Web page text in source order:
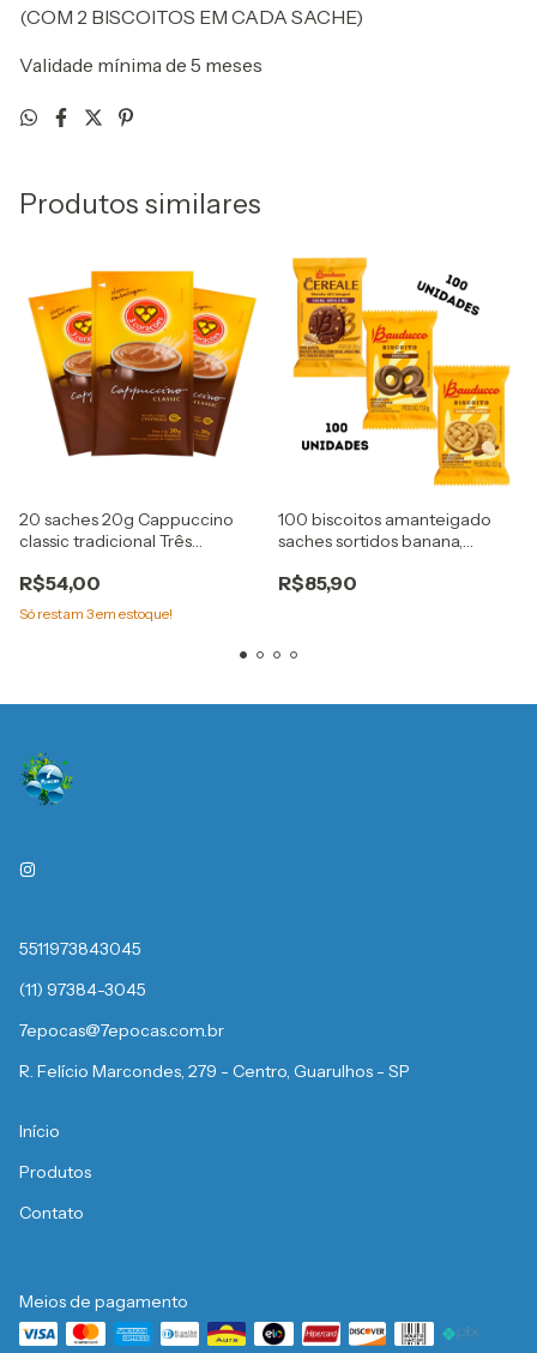
(COM 2 BISCOITOS EM CADA SACHE)
Validade mínima de 5 meses
Produtos similares
20 saches 20g Cappuccino
classic tradicional Três
R$54,00
Só restam 3em estoque!
100 biscoitos amanteigado
saches sortidos banana,
R$85,90
5511973843045
(11) 97384-3045
7epocas@7epocas.com.br
R. Felício Marcondes, 279 - Centro, Guarulhos - SP
Início
Produtos
Contato
Meios de pagamento